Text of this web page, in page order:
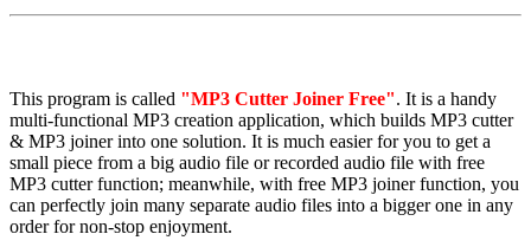
This program is called "MP3 Cutter Joiner Free". It is a handy
multi-functional MP3 creation application, which builds MP3 cutter
& MP3 joiner into one solution. It is much easier for you to get a
small piece from a big audio file or recorded audio file with free
MP3 cutter function; meanwhile, with free MP3 joiner function, you
can perfectly join many separate audio files into a bigger one in any
order for non-stop enjoyment.